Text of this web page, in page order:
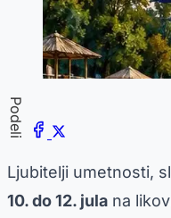
Podeli
Ljubitelji umetnosti,
10. do 12. jula na